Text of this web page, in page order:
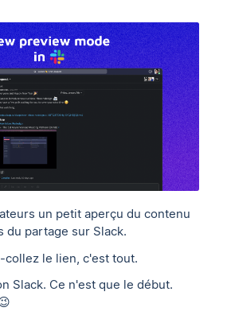
un petit aperçu du contenu
du partage sur Slack.
collez le lien, c'est tout.
Slack. Ce n'est que le début.